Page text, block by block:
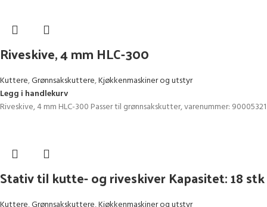
Riveskive, 4 mm HLC-300
Kuttere,Grønnsakskuttere,Kjøkkenmaskiner og utstyr
Legg i handlekurv
Riveskive, 4 mm HLC-300 Passer til grønnsakskutter, varenummer: 90005321
Stativ til kutte- og riveskiver Kapasitet: 18 stk